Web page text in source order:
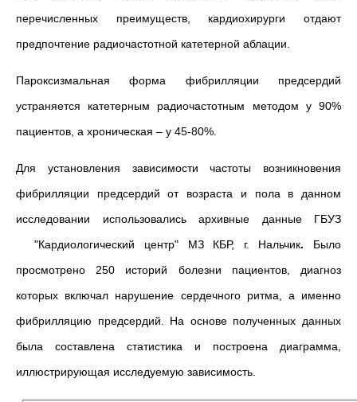
перечисленных преимуществ, кардиохирурги отдают
предпочтение радиочастотной катетерной аблации.
Пароксизмальная форма фибрилляции предсердий
устраняется катетерным радиочастотным методом у 90%
пациентов, а хроническая – у 45-80%.
Для установления зависимости частоты возникновения
фибрилляции предсердий от возраста и пола в данном
исследовании использовались архивные данные ГБУЗ
"Кардиологический центр" МЗ КБР, г. Нальчик. Было
просмотрено 250 историй болезни пациентов, диагноз
которых включал нарушение сердечного ритма, а именно
фибрилляцию предсердий. На основе полученных данных
была составлена статистика и построена диаграмма,
иллюстрирующая исследуемую зависимость.